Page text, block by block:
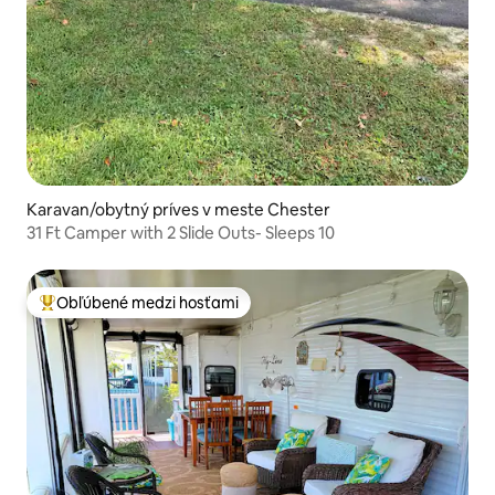
Karavan/obytný príves v meste Chester
31 Ft Camper with 2 Slide Outs- Sleeps 10
Najobľúbenejšie medzi hosťami
Obľúbené medzi hosťami